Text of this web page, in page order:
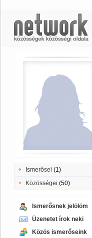
Ismerősei (1)
Közösségei (50)
Ismerősnek jelölöm
Üzenetet írok neki
Közös ismerőseink